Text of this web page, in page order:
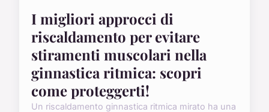
I migliori approcci di
riscaldamento per evitare
stiramenti muscolari nella
ginnastica ritmica: scopri
come proteggerti!
Un riscaldamento ginnastica ritmica mirato ha una